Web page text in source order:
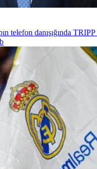
telefon danışığında